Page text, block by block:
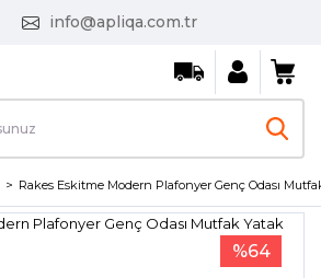
info@apliqa.com.tr
Rakes Eskitme Modern Plafonyer Genç Odası
%64